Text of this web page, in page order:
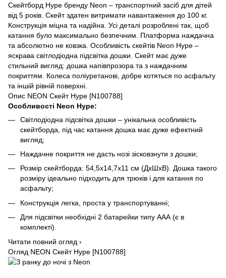
Скейтборд Hype бренду Neon – транспортний засіб для дітей
від 5 років. Скейт здатен витримати навантаження до 100 кг.
Конструкція міцна та надійна. Усі деталі розроблені так, щоб
катання було максимально безпечним. Платформа наждачна
та абсолютно не ковзка. Особливість скейтів Neon Hype –
яскрава світлодіодна підсвітка дошки. Скейт має дуже
стильний вигляд: дошка напівпрозора та з наждачним
покриттям. Колеса поліуретанові, добре котяться по асфальту
та іншій рівній поверхні.
Опис NEON Скейт Hype [N100788]
Особливості Neon Hype:
Світлодіодна підсвітка дошки – унікальна особливість
скейтборда, під час катання дошка має дуже ефектний
вигляд;
Наждачне покриття не дасть нозі зісковзнути з дошки;
Розмір скейтборда: 54,5х14,7х11 см (ДхШхВ). Дошка такого
розміру ідеально підходить для трюків і для катання по
асфальту;
Конструкція легка, проста у транспортуванні;
Для підсвітки необхідні 2 батарейки типу ААА (є в
комплекті).
Читати повний огляд ›
Огляд NEON Скейт Hype [N100788]